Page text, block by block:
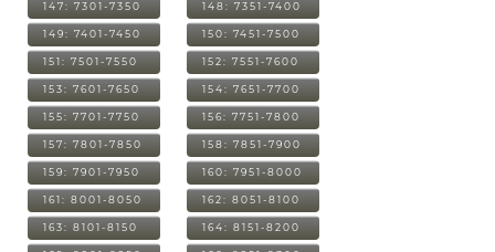
147: 7301-7350 148: 7351-7400
149: 7401-7450 150: 7451-7500
151: 7501-7550 152: 7551-7600
153: 7601-7650 154: 7651-7700
155: 7701-7750 156: 7751-7800
157: 7801-7850 158: 7851-7900
159: 7901-7950 160: 7951-8000
161: 8001-8050 162: 8051-8100
163: 8101-8150 164: 8151-8200